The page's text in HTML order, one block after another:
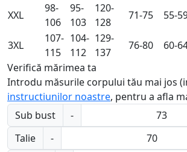
XXL
98-
106
95-
103
120-
128
71-75 55-
3XL
107-
115
104-
112
129-
137
76-80 60-
Verifică mărimea ta
Introdu măsurile corpului tău mai jos
instructiunilor noastre, pentru a afla
Sub bust
-
Talie
-